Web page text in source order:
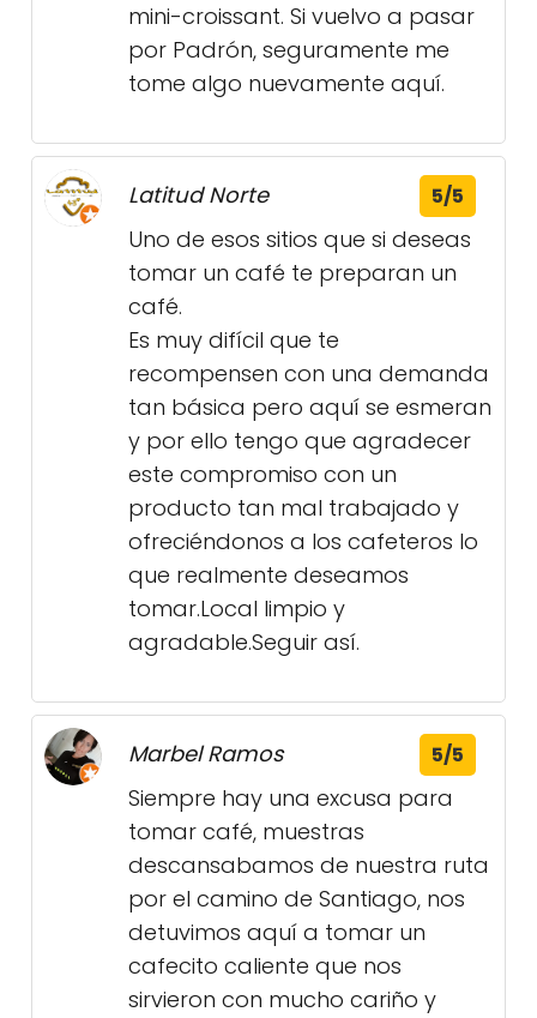
mini-croissant. Si vuelvo a pasar
por Padrón, seguramente me
tome algo nuevamente aquí.
Latitud Norte 5/5
Uno de esos sitios que si deseas
tomar un café te preparan un
café.
Es muy difícil que te
recompensen con una demanda
tan básica pero aquí se esmeran
y por ello tengo que agradecer
este compromiso con un
producto tan mal trabajado y
ofreciéndonos a los cafeteros lo
que realmente deseamos
tomar.Local limpio y
agradable.Seguir así.
Marbel Ramos 5/5
Siempre hay una excusa para
tomar café, muestras
descansabamos de nuestra ruta
por el camino de Santiago, nos
detuvimos aquí a tomar un
cafecito caliente que nos
sirvieron con mucho cariño y